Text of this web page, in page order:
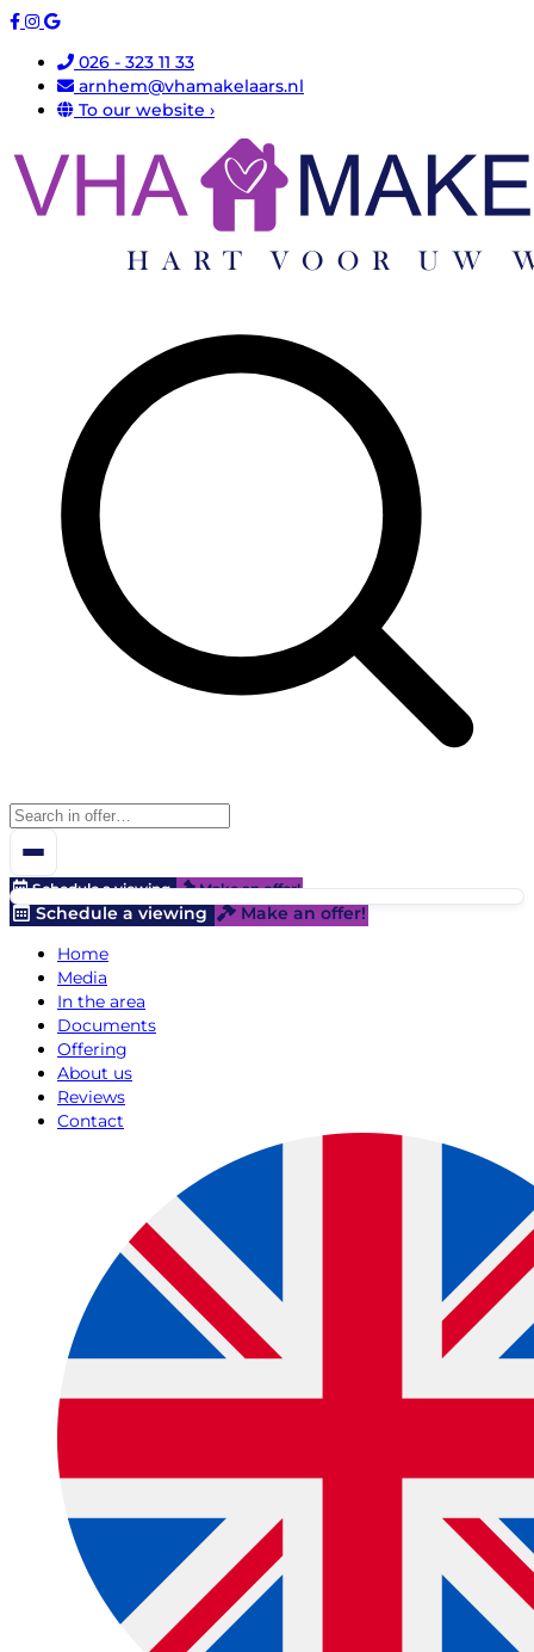
026 - 323 11 33
arnhem@vhamakelaars.nl
To our website ›
Schedule a viewing Make an offer!
Schedule a viewing
Make an offer!
Home
Media
In the area
Documents
Offering
About us
Reviews
Contact